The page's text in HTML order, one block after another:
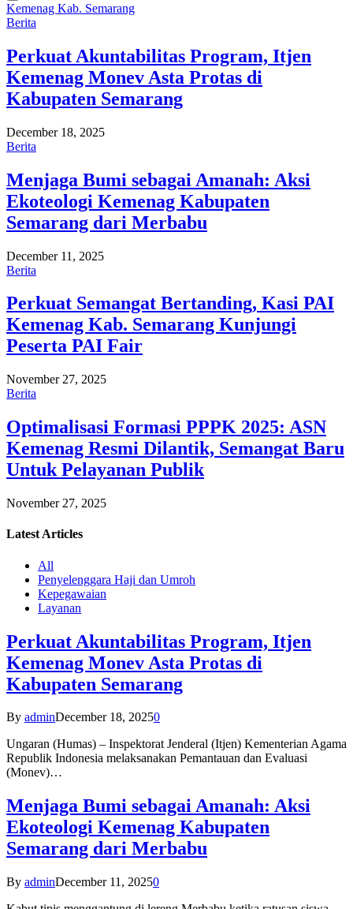
Kemenag Kab. Semarang
Berita
Perkuat Akuntabilitas Program, Itjen
Kemenag Monev Asta Protas di
Kabupaten Semarang
December 18, 2025
Berita
Menjaga Bumi sebagai Amanah: Aksi
Ekoteologi Kemenag Kabupaten
Semarang dari Merbabu
December 11, 2025
Berita
Perkuat Semangat Bertanding, Kasi PAI
Kemenag Kab. Semarang Kunjungi
Peserta PAI Fair
November 27, 2025
Berita
Optimalisasi Formasi PPPK 2025: ASN
Kemenag Resmi Dilantik, Semangat Baru
Untuk Pelayanan Publik
November 27, 2025
Latest Articles
All
Penyelenggara Haji dan Umroh
Kepegawaian
Layanan
Perkuat Akuntabilitas Program, Itjen
Kemenag Monev Asta Protas di
Kabupaten Semarang
By adminDecember 18, 20250
Ungaran (Humas) – Inspektorat Jenderal (Itjen) Kementerian Agama
Republik Indonesia melaksanakan Pemantauan dan Evaluasi
(Monev)…
Menjaga Bumi sebagai Amanah: Aksi
Ekoteologi Kemenag Kabupaten
Semarang dari Merbabu
By adminDecember 11, 20250